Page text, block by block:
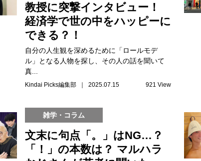
教授に突撃インタビュー！
経済学で世の中をハッピーに
できる？！
自分の人生観を深めるために「ロールモデ
ル」となる人物を探し、その人の話を聞いて
真...
Kindai Picks編集部 ｜ 2025.07.15 921 View
雑学・コラム
文末に句点「。」はNG…？
「！」の本数は？ マルハラ